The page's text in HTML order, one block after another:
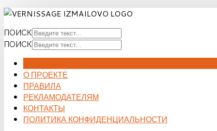
ПОИСК
ПОИСК
О ПРОЕКТЕ
ПРАВИЛА
РЕКЛАМОДАТЕЛЯМ
КОНТАКТЫ
ПОЛИТИКА КОНФИДЕНЦИАЛЬНОСТИ